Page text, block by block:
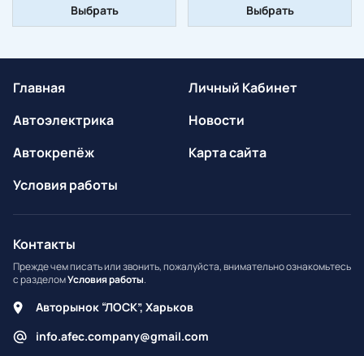
Выбрать Выбрать
Главная
Автоэлектрика
Автокрепёж
Условия работы
Личный Кабинет
Новости
Карта сайта
Контакты
Прежде чем писать или звонить, пожалуйста, внимательно ознакомьтесь
с разделомУсловия работы.
Авторынок “ЛОСК”, Харьков
info.afec.company@gmail.com